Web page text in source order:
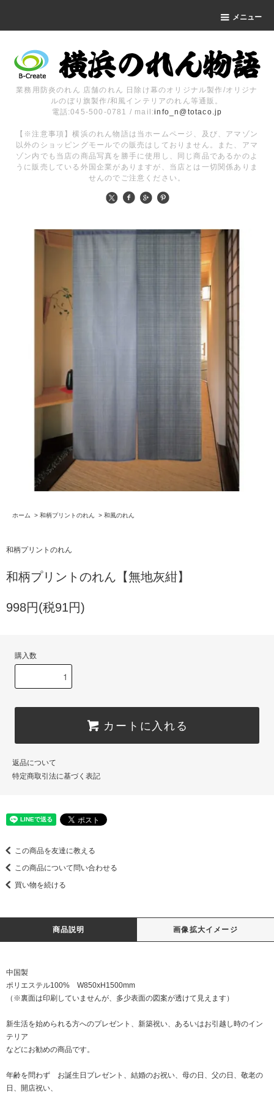
メニュー
業務用防炎のれん 店舗のれん 日除け幕のオリジナル製作/オリジナ
ルのぼり旗製作/和風インテリアのれん等通販。
電話:045-500-0781 / mail:info_n@totaco.jp
【※注意事項】横浜のれん物語は当ホームページ、及び、アマゾン
以外のショッピングモールでの販売はしておりません。また、アマ
ゾン内でも当店の商品写真を勝手に使用し、同じ商品であるかのよ
うに販売している外国企業がありますが、当店とは一切関係ありま
せんのでご注意ください。
ホーム > 和柄プリントのれん > 和風のれん
和柄プリントのれん
和柄プリントのれん【無地灰紺】
998円(税91円)
購入数
カートに入れる
返品について
特定商取引法に基づく表記
この商品を友達に教える
この商品について問い合わせる
買い物を続ける
商品説明 画像拡大イメージ
中国製
ポリエステル100% W850xH1500mm
（※裏面は印刷していませんが、多少表面の図案が透けて見えます）
新生活を始められる方へのプレゼント、新築祝い、あるいはお引越し時のイン
テリア
などにお勧めの商品です。
年齢を問わず お誕生日プレゼント、結婚のお祝い、母の日、父の日、敬老の
日、開店祝い、